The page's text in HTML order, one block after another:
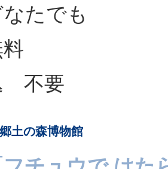
たでも
不要
土の森博物館